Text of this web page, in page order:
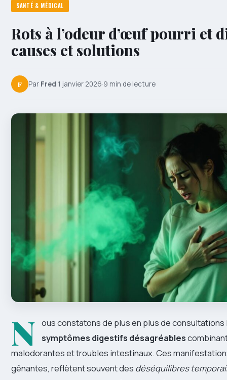
SANTÉ & MÉDICAL
Rots à l’odeur d’œuf pourri et
causes et solutions
F Par Fred·1 janvier 2026·9 min de lecture
N ous constatons de plus en plus de
symptômes digestifs désagréables
malodorantes et troubles intestinaux. Ces
gênantes, reflètent souvent des déséquilibres